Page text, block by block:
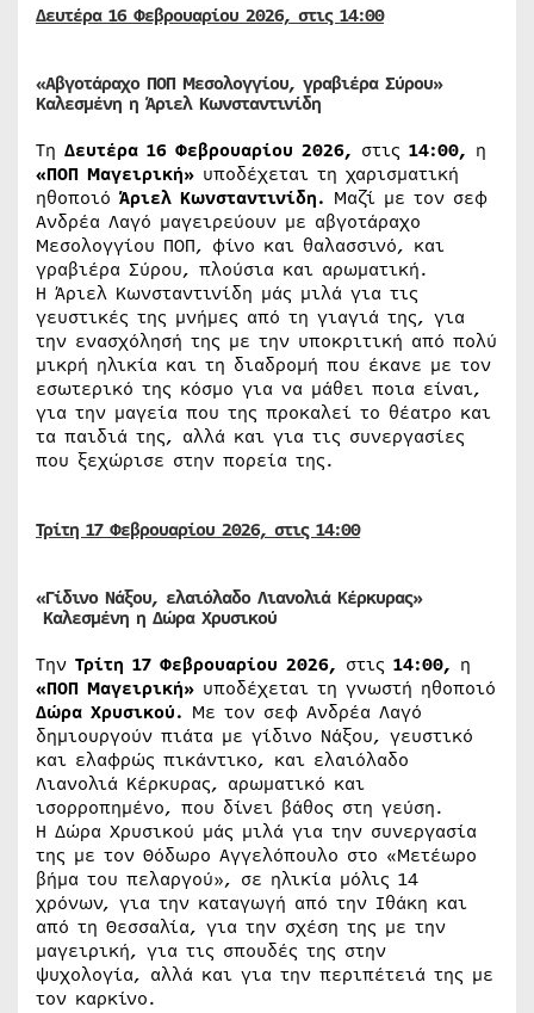
Δευτέρα 16 Φεβρουαρίου 2026, στις 14:00
«Αβγοτάραχο ΠΟΠ Μεσολογγίου, γραβιέρα Σύρου»
Καλεσμένη η Άριελ Κωνσταντινίδη
Τη Δευτέρα 16 Φεβρουαρίου 2026, στις 14:00, η
«ΠΟΠ Μαγειρική» υποδέχεται τη χαρισματική
ηθοποιό Άριελ Κωνσταντινίδη. Μαζί με τον σεφ
Ανδρέα Λαγό μαγειρεύουν με αβγοτάραχο
Μεσολογγίου ΠΟΠ, φίνο και θαλασσινό, και
γραβιέρα Σύρου, πλούσια και αρωματική.
Η Άριελ Κωνσταντινίδη μάς μιλά για τις
γευστικές της μνήμες από τη γιαγιά της, για
την ενασχόλησή της με την υποκριτική από πολύ
μικρή ηλικία και τη διαδρομή που έκανε με τον
εσωτερικό της κόσμο για να μάθει ποια είναι,
για την μαγεία που της προκαλεί το θέατρο και
τα παιδιά της, αλλά και για τις συνεργασίες
που ξεχώρισε στην πορεία της.
Τρίτη 17 Φεβρουαρίου 2026, στις 14:00
«Γίδινο Νάξου, ελαιόλαδο Λιανολιά Κέρκυρας»
Καλεσμένη η Δώρα Χρυσικού
Την Τρίτη 17 Φεβρουαρίου 2026, στις 14:00, η
«ΠΟΠ Μαγειρική» υποδέχεται τη γνωστή ηθοποιό
Δώρα Χρυσικού. Με τον σεφ Ανδρέα Λαγό
δημιουργούν πιάτα με γίδινο Νάξου, γευστικό
και ελαφρώς πικάντικο, και ελαιόλαδο
Λιανολιά Κέρκυρας, αρωματικό και
ισορροπημένο, που δίνει βάθος στη γεύση.
Η Δώρα Χρυσικού μάς μιλά για την συνεργασία
της με τον Θόδωρο Αγγελόπουλο στο «Μετέωρο
βήμα του πελαργού», σε ηλικία μόλις 14
χρόνων, για την καταγωγή από την Ιθάκη και
από τη Θεσσαλία, για την σχέση της με την
μαγειρική, για τις σπουδές της στην
ψυχολογία, αλλά και για την περιπέτειά της με
τον καρκίνο.